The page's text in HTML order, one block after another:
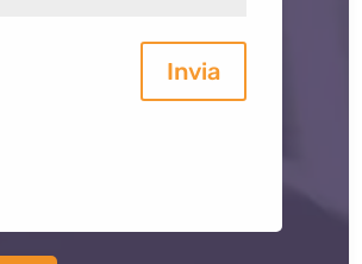
Invia